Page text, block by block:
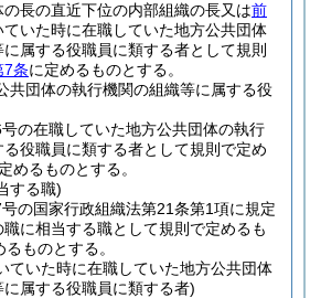
長の直近下位の内部組織の長又は前
いた時に在職していた地方公共団体
属する役職員に類する者として規則
7条に定めるものとする。
共団体の執行機関の組織等に属する役
の在職していた地方公共団体の執行
役職員に類する者として規則で定め
めるものとする。
する職)
の国家行政組織法第21条第1項に規定
に相当する職として規則で定めるも
るものとする。
ていた時に在職していた地方公共団体
属する役職員に類する者)